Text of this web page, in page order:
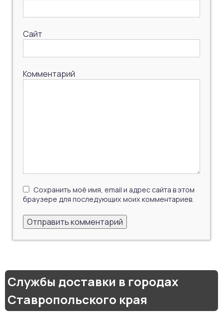
Сайт
Комментарий
Сохранить моё имя, email и адрес сайта в этом
браузере для последующих моих комментариев.
Службы доставки в городах
Ставропольского края